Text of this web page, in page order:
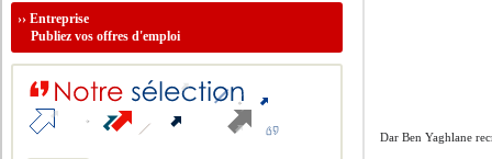
Dar Ben Yaghlane
››Entreprise
Publiez vos offres d'emploi